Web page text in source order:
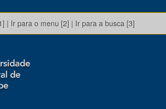
| Ir para o menu [2] | Ir para a busca [3]